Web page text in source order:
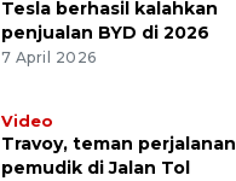
Tesla berhasil kalahkan
penjualan BYD di 2026
7 April 2026
Video
Travoy, teman perjalanan
pemudik di Jalan Tol